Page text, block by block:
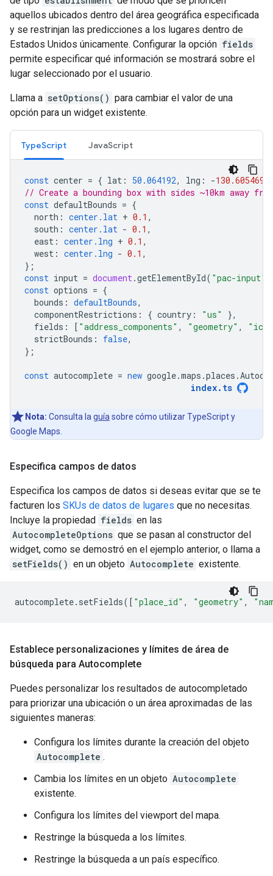
aquellos ubicados dentro del área geográfica especificada
y se restrinjan las predicciones a los lugares dentro de
Estados Unidos únicamente. Configurar la opción fields
permite especificar qué información se mostrará sobre el
lugar seleccionado por el usuario.
Llama a setOptions() para cambiar el valor de una
opción para un widget existente.
TypeScript JavaScript
const center = { lat : 50.064192, lng : -130.605469
// Create a bounding box with sides ~10km away
const defaultBounds = {
north : center.lat + 0.1 ,
south : center.lat - 0.1 ,
east : center.lng + 0.1 ,
west : center.lng - 0.1 ,
};
const input = document.getElementById( "pac-input"
const options = {
bounds : defaultBounds,
componentRestrictions : { country : "us"
},
fields : [ "address_components" , "geometry" ,
strictBounds : false,
};
const autocomplete = new google.maps .places .
index. ts
Nota: Consulta la guía sobre cómo utilizar TypeScript y
Google Maps.
Especifica campos de datos
Especifica los campos de datos si deseas evitar que se te
facturen los SKUs de datos de lugares que no necesitas.
Incluye la propiedad fields en las
AutocompleteOptions que se pasan al constructor del
widget, como se demostró en el ejemplo anterior, o llama a
setFields() en un objeto Autocomplete existente.
autocomplete. setFields([ "place_id" , "geometry" ,
Establece personalizaciones y límites de área de
búsqueda para Autocomplete
Puedes personalizar los resultados de autocompletado
para priorizar una ubicación o un área aproximadas de las
siguientes maneras:
Configura los límites durante la creación del objeto
Autocomplete .
Cambia los límites en un objeto Autocomplete
existente.
Configura los límites del viewport del mapa.
Restringe la búsqueda a los límites.
Restringe la búsqueda a un país específico.